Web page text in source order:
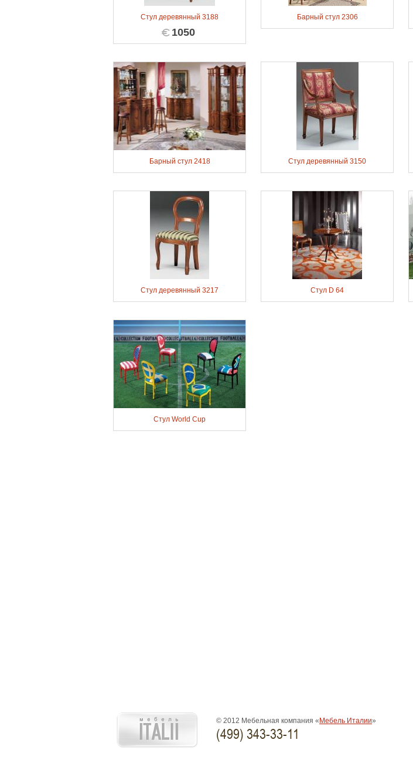
Стул деревянный 3188
1050
Барный стул 2306
Барный стул 2418 Стул деревянный 3150
Стул деревянный 3217 Стул D 64
Стул World Cup
© 2012 Мебельная компания « Мебель Италии»
(499) 343-33-11